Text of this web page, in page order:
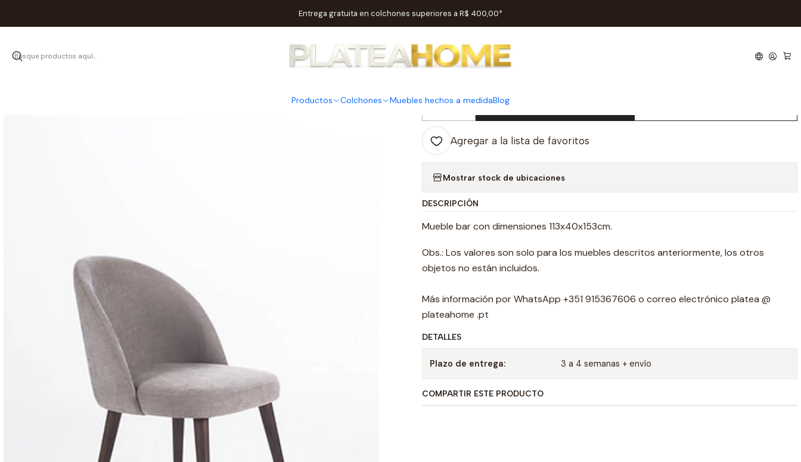
Productos Colchones Muebles hechos a medidaBlog
Entrega gratuita en colchones superiores a R$ 400,00*
Inicio Salas Sillas / Sillones silla Sintra
|
silla Sintra
Cantidad
Agregar a la lista de favoritos
Mostrar stock de ubicaciones
DESCRIPCIÓN
Mueble bar con dimensiones 113x40x153cm.
Obs.: Los valores son solo para los muebles descritos anteriormente, los otros
objetos no están incluidos.
Más información por WhatsApp +351 915367606 o correo electrónico platea @
plateahome .pt
DETALLES
Plazo de entrega: 3 a 4 semanas + envío
COMPARTIR ESTE PRODUCTO